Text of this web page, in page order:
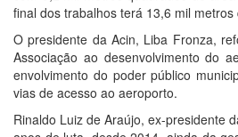
final dos trabalhos terá 13,6 mil metros
O presidente da Acin, Liba Fronza,
Associação ao desenvolvimento do
envolvimento do poder público
vias de acesso ao aeroporto.
Rinaldo Luiz de Araújo, ex-presidente